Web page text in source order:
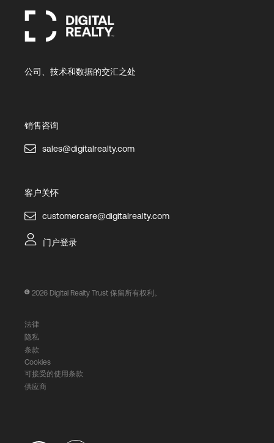
公司、技术和数据的交汇之处
销售咨询
sales@digitalrealty.com
客户关怀
customercare@digitalrealty.com
门户登录
2026 Digital Realty Trust 保留所有权利。
法律
隐私
条款
Cookies
可接受的使用条款
供应商